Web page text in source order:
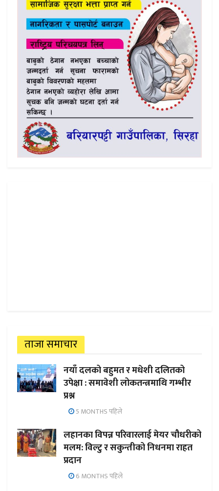
ताजा समाचार
नयाँ दलको बहुमत र मधेशी दलितको
उपेक्षा : समावेशी लोकतन्त्रमाथि गम्भीर
प्रश्न
5 MONTHS पहिले
लहानका विपन्न परिवारलाई मेयर चौधरीको
मलम: विल्टु र सकुन्तीको निधनमा राहत
प्रदान
6 MONTHS पहिले